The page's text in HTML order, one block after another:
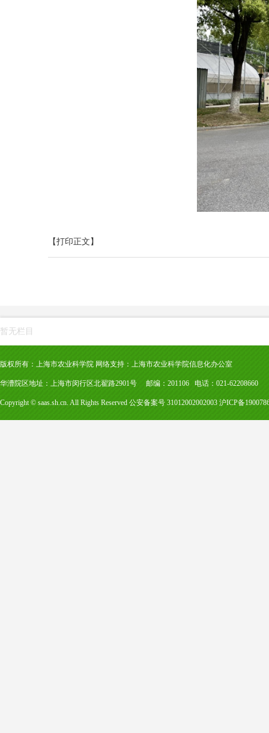
【打印正文】
暂无栏目
版权所有：上海市农业科学院 网络支持：上海市农业科学院信息化办公室
华漕院区地址：上海市闵行区北翟路2901号 邮编：201106 电话：021-62208660
Copyright © saas.sh.cn. All Rights Reserved 公安备案号 31012002002003 沪ICP备